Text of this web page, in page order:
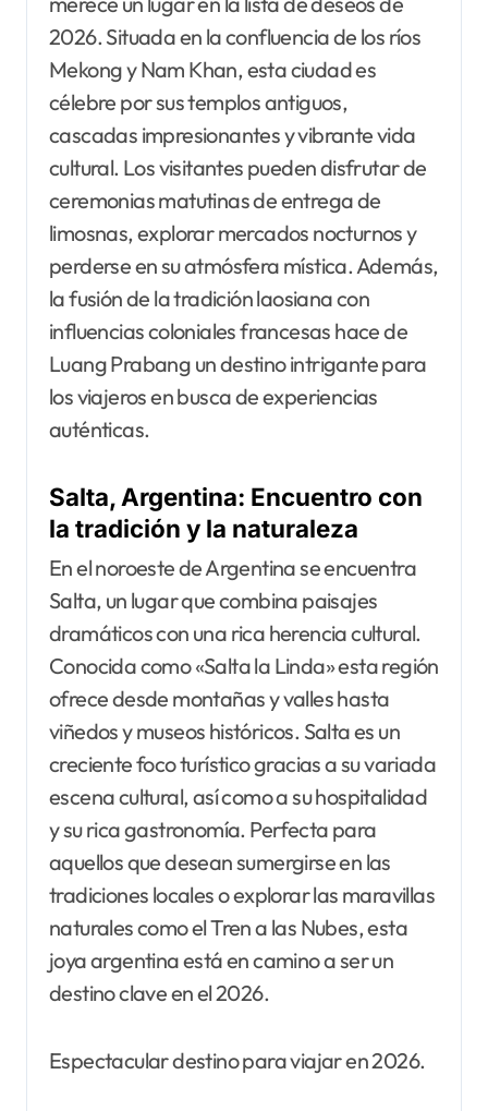
2026. Situada en la confluencia de los ríos
Mekong y Nam Khan, esta ciudad es
célebre por sus templos antiguos,
cascadas impresionantes y vibrante vida
cultural. Los visitantes pueden disfrutar de
ceremonias matutinas de entrega de
limosnas, explorar mercados nocturnos y
perderse en su atmósfera mística. Además,
la fusión de la tradición laosiana con
influencias coloniales francesas hace de
Luang Prabang un destino intrigante para
los viajeros en busca de experiencias
auténticas.
Salta, Argentina: Encuentro con
la tradición y la naturaleza
En el noroeste de Argentina se encuentra
Salta, un lugar que combina paisajes
dramáticos con una rica herencia cultural.
Conocida como «Salta la Linda» esta región
ofrece desde montañas y valles hasta
viñedos y museos históricos. Salta es un
creciente foco turístico gracias a su variada
escena cultural, así como a su hospitalidad
y su rica gastronomía. Perfecta para
aquellos que desean sumergirse en las
tradiciones locales o explorar las maravillas
naturales como el Tren a las Nubes, esta
joya argentina está en camino a ser un
destino clave en el 2026.
Espectacular destino para viajar en 2026.